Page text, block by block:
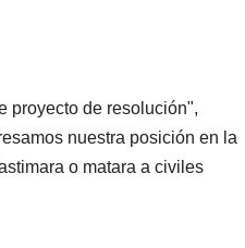
proyecto de resolución",
nuestra posición en la
o matara a civiles